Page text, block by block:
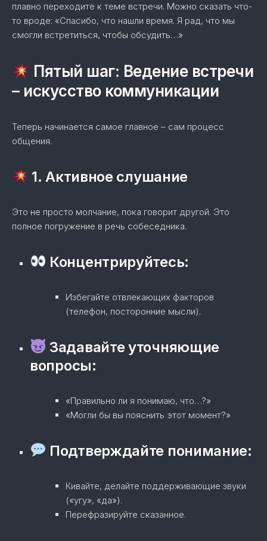
плавно переходите к теме встречи. Можно сказать что-
то вроде: «Спасибо, что нашли время. Я рад, что мы
смогли встретиться, чтобы обсудить…»
Пятый шаг: Ведение встречи
– искусство коммуникации
Теперь начинается самое главное – сам процесс
общения.
1. Активное слушание
Это не просто молчание, пока говорит другой. Это
полное погружение в речь собеседника.
Концентрируйтесь:
Избегайте отвлекающих факторов
(телефон, посторонние мысли).
Задавайте уточняющие
вопросы:
«Правильно ли я понимаю, что…?»
«Могли бы вы пояснить этот момент?»
Подтверждайте понимание:
Кивайте, делайте поддерживающие звуки
(«угу», «да»).
Перефразируйте сказанное.